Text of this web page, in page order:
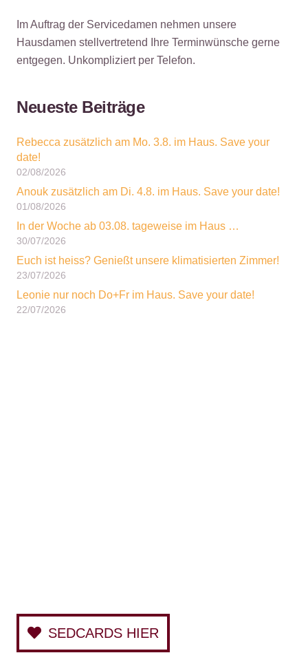
Im Auftrag der Servicedamen nehmen unsere
Hausdamen stellvertretend Ihre Terminwünsche gerne
entgegen. Unkompliziert per Telefon.
Neueste Beiträge
Rebecca zusätzlich am Mo. 3.8. im Haus. Save your
date!
02/08/2026
Anouk zusätzlich am Di. 4.8. im Haus. Save your date!
01/08/2026
In der Woche ab 03.08. tageweise im Haus …
30/07/2026
Euch ist heiss? Genießt unsere klimatisierten Zimmer!
23/07/2026
Leonie nur noch Do+Fr im Haus. Save your date!
22/07/2026
SEDCARDS HIER